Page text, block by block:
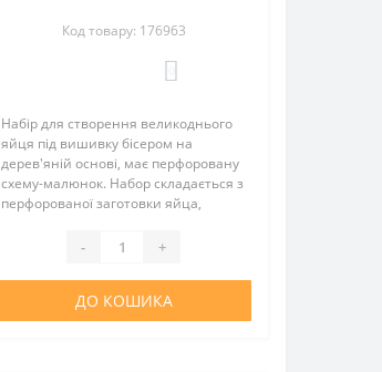
Код товару: 176963
Набір для створення великоднього
яйця під вишивку бісером на
дерев'яній основі, має перфоровану
схему-малюнок. Набор складається з
перфорованої заготовки яйца,
необхідної кількості, інструкції та
- +
ДО КОШИКА